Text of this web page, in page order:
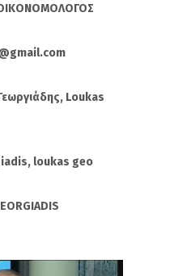
Loukas
loukas geo